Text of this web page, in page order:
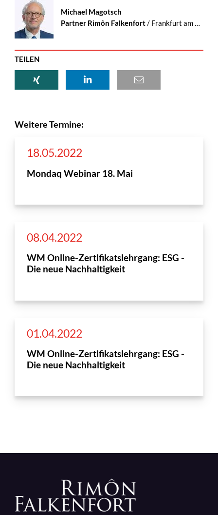
Michael Magotsch
Partner Rimôn Falkenfort/ Frankfurt am Main
TEILEN
Weitere Termine:
18.05.2022
Mondaq Webinar 18. Mai
08.04.2022
WM Online-Zertifikatslehrgang: ESG -
Die neue Nachhaltigkeit
01.04.2022
WM Online-Zertifikatslehrgang: ESG -
Die neue Nachhaltigkeit